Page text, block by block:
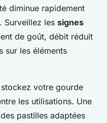
diminue rapidement
Surveillez les signes
de goût, débit réduit
sur les éléments
votre gourde
les utilisations. Une
pastilles adaptées